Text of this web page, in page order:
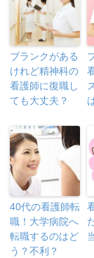
ブランクがある
けれど精神科の
看護師に復職し
ても大丈夫？
40代の看護師転
職！大学病院へ
転職するのはど
う？不利？